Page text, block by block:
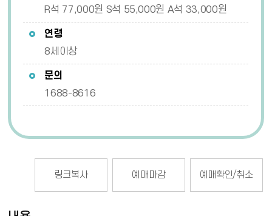
R석 77,000원 S석 55,000원 A석 33,000원
연령
8세이상
문의
1688-8616
링크복사 예매마감 예매확인/취소